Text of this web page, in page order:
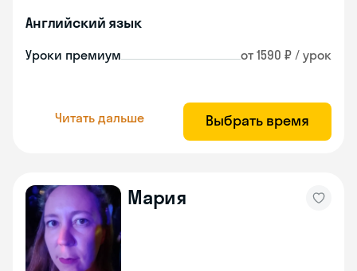
Английский язык
Уроки премиум от 1590 ₽ / урок
Читать дальше Выбрать время
Мария